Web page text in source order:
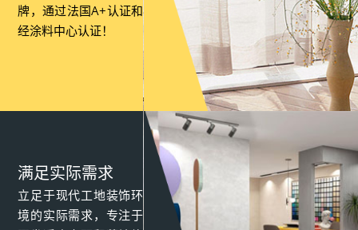
牌，通过法国A+认证和
经涂料中心认证！
满足实际需求
立足于现代工地装饰环
境的实际需求，专注于